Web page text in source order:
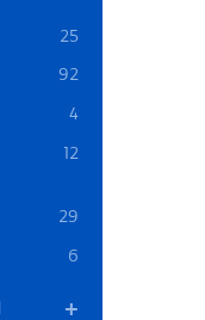
25
92
4
12
29
6